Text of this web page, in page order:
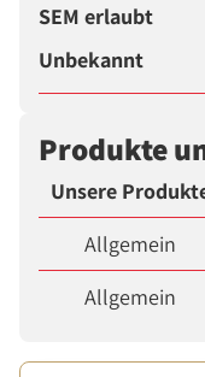
SEM erlaubt
Unbekannt
Produkte
Unsere
Allgemein
Allgemein